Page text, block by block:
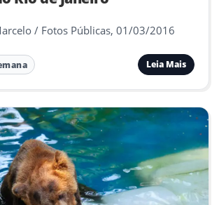
/ Fotos Públicas, 01/03/2016
Leia Mais